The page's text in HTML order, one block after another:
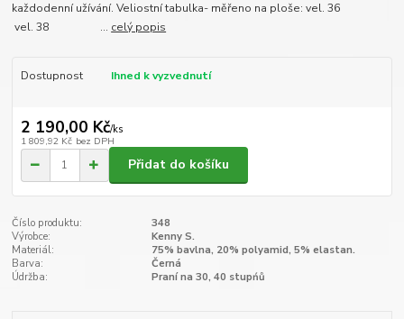
každodenní užívání. Veliostní tabulka- měřeno na ploše: vel. 36
vel. 38 ... celý popis
Dostupnost Ihned k vyzvednutí
2 190,00 Kč/ks
1 809,92 Kč bez DPH
Přidat do košíku
Číslo produktu:
348
Výrobce:
Kenny S.
Materiál:
75% bavlna, 20% polyamid, 5% elastan.
Barva:
Černá
Údržba:
Praní na 30, 40 stupńů